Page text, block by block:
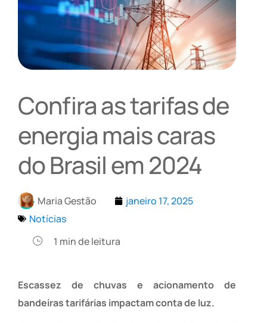
Confira as tarifas de
energia mais caras
do Brasil em 2024
Maria Gestão
janeiro 17, 2025
Notícias
1 min de leitura
Escassez de chuvas e acionamento de
bandeiras tarifárias impactam conta de luz.